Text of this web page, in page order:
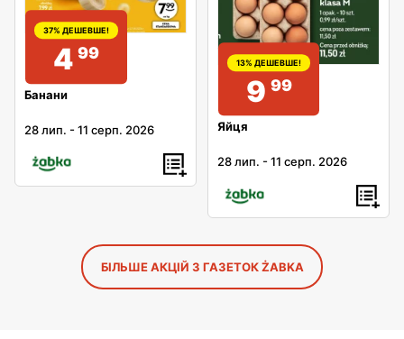
37% ДЕШЕВШЕ!
4 99
Банани
28 лип. -11 серп. 2026
13% ДЕШЕВШЕ!
9 99
Яйця
28 лип. -11 серп. 2026
БІЛЬШЕ АКЦІЙ З ГАЗЕТОК ŻABKA